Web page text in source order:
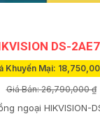
DS-
Khuyến Mại:
Giá Bán: 26,790,000 ₫
ngoại HIKVISION-